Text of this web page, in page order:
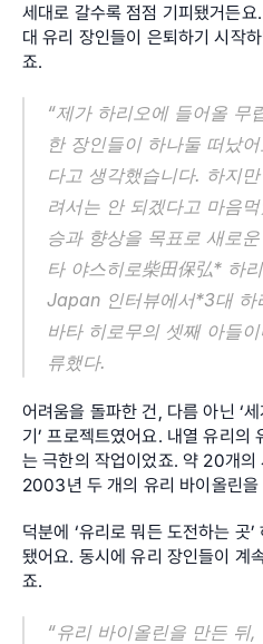
세대로 갈수록 점점 기피됐거든
대 유리 장인들이 은퇴하기 시작
죠.
“제가 하리오에 들어올 무
한 장인들이 하나둘 떠났
다고 생각했습니다. 하지
려서는 안 되겠다고 마음
승과 향상을 목표로 새로
타 야스히로柴田保弘* 하
Japan 인터뷰에서*3대 하
바타 히로무의 셋째 아들
류했다.
어려움을 돌파한 건, 다름 아닌 ‘
기’ 프로젝트였어요. 내열 유리의
는 극한의 작업이었죠. 약 20개의
2003년 두 개의 유리 바이올린을
덕분에 ‘유리로 뭐든 도전하는 곳
됐어요. 동시에 유리 장인들이 계
죠.
“유리 바이올린을 만든 뒤,